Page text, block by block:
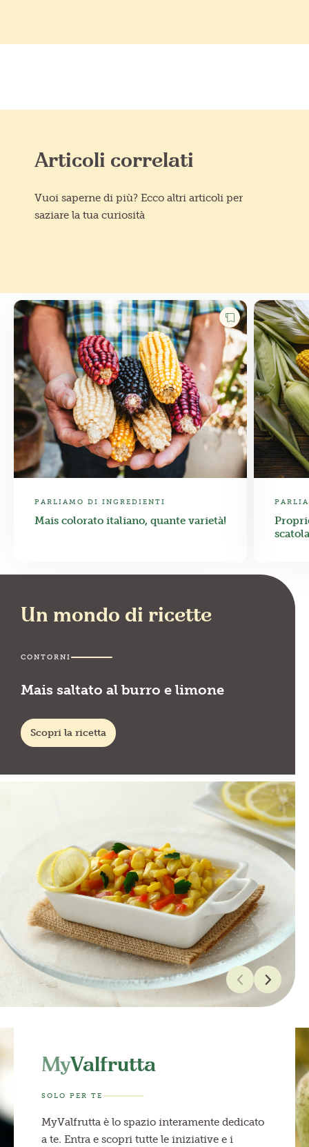
Articoli correlati
Vuoi saperne di più? Ecco altri articoli per
saziare la tua curiosità
PARLIAMO DI INGREDIENTI
Mais colorato italiano, quante varietà!
Un mondo di ricette
CONTORNI
Mais saltato al burro e limone
Scopri la ricetta
MyValfrutta
SOLO PER TE
MyValfrutta è lo spazio interamente dedicato
a te. Entra e scopri tutte le iniziative e i